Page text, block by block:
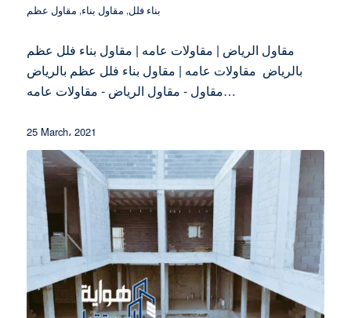
بناء فلل, مقاول بناء, مقاول عظم
مقاول الرياض | مقاولات عامه | مقاول بناء فلل عظم
بالرياض مقاولات عامه | مقاول بناء فلل عظم بالرياض
مقاول - مقاول الرياض - مقاولات عامه…
25 March، 2021